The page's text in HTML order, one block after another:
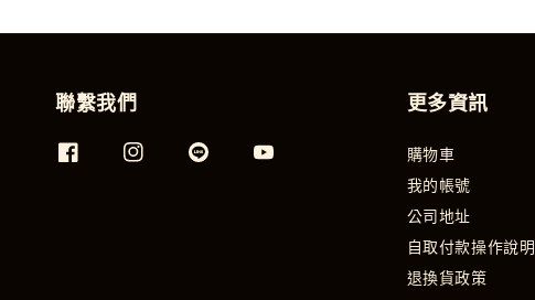
聯繫我們 更多資訊
購物車
我的帳號
公司地址
自取付款操作說明
退換貨政策